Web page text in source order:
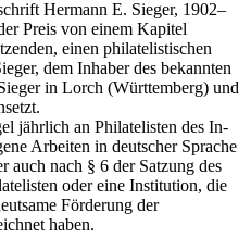
Hermann E. Sieger, 1902–
Preis von einem Kapitel
einen philatelistischen
dem Inhaber des bekannten
in Lorch (Württemberg) und
jährlich an Philatelisten des In-
Arbeiten in deutscher Sprache
auch nach § 6 der Satzung des
oder eine Institution, die
Förderung der
haben.